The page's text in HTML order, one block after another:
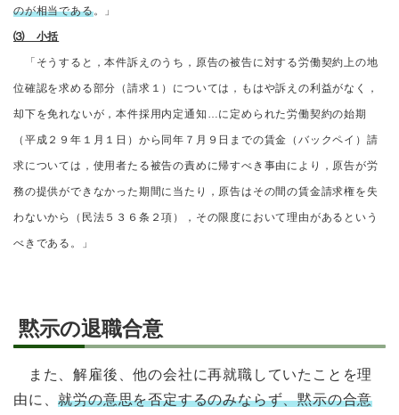
のが相当である。」
⑶ 小括
「そうすると，本件訴えのうち，原告の被告に対する労働契約上の地
位確認を求める部分（請求１）については，もはや訴えの利益がなく，
却下を免れないが，本件採用内定通知…に定められた労働契約の始期
（平成２９年１月１日）から同年７月９日までの賃金（バックペイ）請
求については，使用者たる被告の責めに帰すべき事由により，原告が労
務の提供ができなかった期間に当たり，原告はその間の賃金請求権を失
わないから（民法５３６条２項），その限度において理由があるという
べきである。」
黙示の退職合意
また、解雇後、他の会社に再就職していたことを理
由に、就労の意思を否定するのみならず、黙示の合意